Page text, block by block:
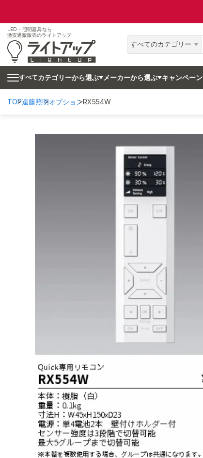
LED・照明器具なら
激安通販販売のライトアップ
すべてのカテゴリー
すべてカテゴリーから選ぶ メーカーから選ぶ キャンペーン
TOP遠藤照明オプションRX554W